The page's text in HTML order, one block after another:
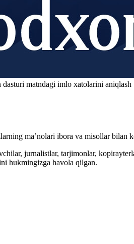
matndagi imlo xatolarini aniqlash
ma’nolari ibora va misollar bilan
jurnalistlar, tarjimonlar,
hukmingizga havola qilgan.